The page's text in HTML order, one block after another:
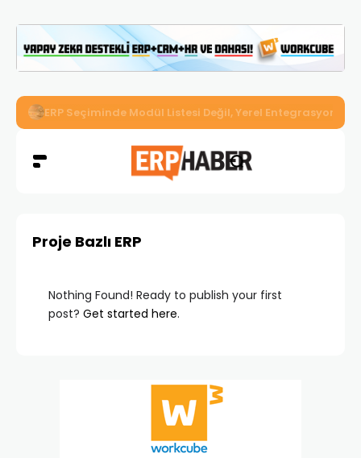
İkizler Aydınlatma, Workcube ERP ile Üretim, Satış ve
Proje Bazlı ERP
Nothing Found! Ready to publish your first
post? Get started here.